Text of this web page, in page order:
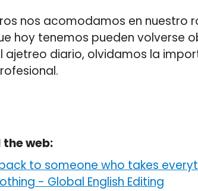
nos acomodamos en nuestro
hoy tenemos pueden volverse
ajetreo diario, olvidamos la
web:
to someone who takes
- Global English Editing